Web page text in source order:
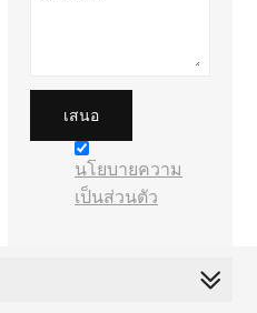
เสนอ
นโยบายความ
เป็นส่วนตัว